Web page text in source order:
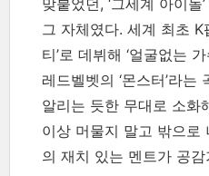
맞붙었던, ‘그세계 아이돌
그 자체였다. 세계 최초 K
티’로 데뷔해 ‘얼굴없는
레드벨벳의 ‘몬스터’라
알리는 듯한 무대로 소화
이상 머물지 말고 밖으로
의 재치 있는 멘트가 공